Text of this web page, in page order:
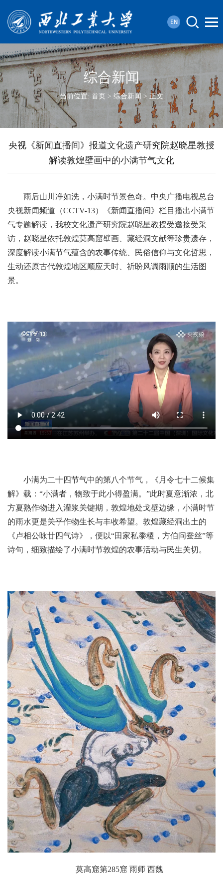
综合新闻
当前位置: 首页 > 综合新闻 > 正文
央视《新闻直播间》报道文化遗产研究院赵晓星教授
解读敦煌壁画中的小满节气文化
雨后山川净如洗，小满时节景色奇。中央广播电视总台
央视新闻频道（CCTV-13）《新闻直播间》栏目播出小满节
气专题解读，我校文化遗产研究院赵晓星教授受邀接受采
访，赵晓星依托敦煌莫高窟壁画、藏经洞文献等珍贵遗存，
深度解读小满节气蕴含的农事传统、民俗信仰与文化哲思，
生动还原古代敦煌地区顺应天时、祈盼风调雨顺的生活图
景。
小满为二十四节气中的第八个节气，《月令七十二候集
解》载：“小满者，物致于此小得盈满。”此时夏意渐浓，北
方夏熟作物进入灌浆关键期，敦煌地处戈壁边缘，小满时节
的雨水更是关乎作物生长与丰收希望。敦煌藏经洞出土的
《卢相公咏廿四气诗》，便以“田家私黍稷，方伯问蚕丝”等
诗句，细致描绘了小满时节敦煌的农事活动与民生关切。
莫高窟第285窟 雨师 西魏